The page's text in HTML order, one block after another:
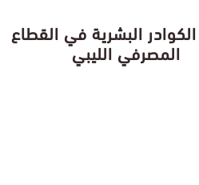
البشرية في القطاع
المصرفي الليبي